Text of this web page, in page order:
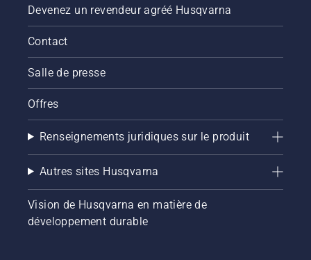
Devenez un revendeur agréé Husqvarna
Contact
Salle de presse
Offres
Renseignements juridiques sur le produit
Autres sites Husqvarna
Vision de Husqvarna en matière de
développement durable